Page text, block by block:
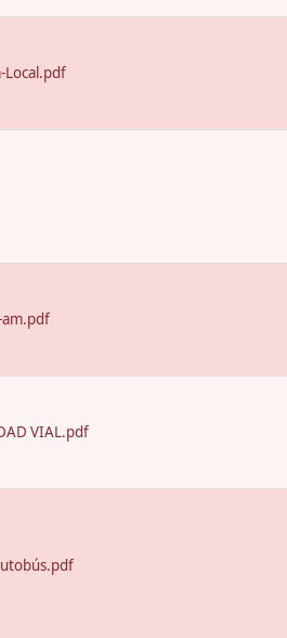
Local.pdf
am.pdf
VIAL.pdf